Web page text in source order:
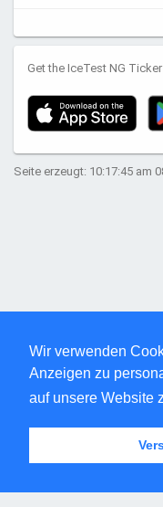
Wir verwenden
Anzeigen zu
auf unsere Website
Get the IceTest NG
Seite erzeugt: 10:17:45 am